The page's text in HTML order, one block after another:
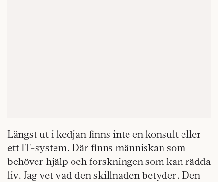
Längst ut i kedjan finns inte en konsult eller
ett IT-system. Där finns människan som
behöver hjälp och forskningen som kan rädda
liv. Jag vet vad den skillnaden betyder. Den